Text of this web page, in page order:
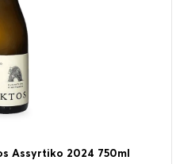
Assyrtiko 2024 750ml